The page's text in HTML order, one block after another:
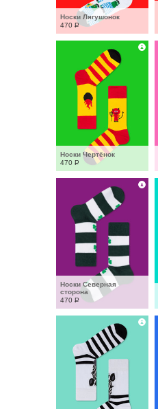
Носки Лягушонок
470 Р
Носки Чертёнок
470 Р
Носки Северная
сторона
470 Р